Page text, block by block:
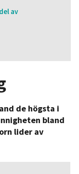
av
de högsta i
bland
lider av